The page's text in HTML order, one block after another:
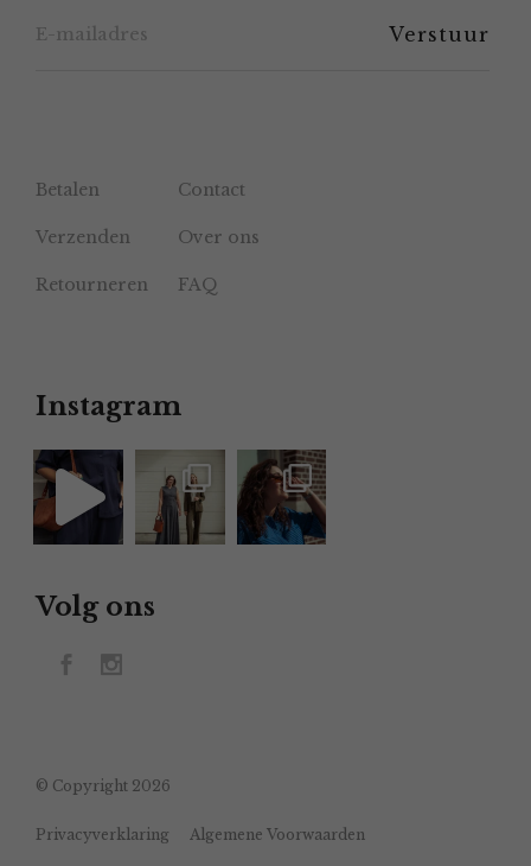
Betalen Contact
Verzenden Over ons
Retourneren FAQ
Instagram
Volg ons
© Copyright 2026
Privacyverklaring Algemene Voorwaarden